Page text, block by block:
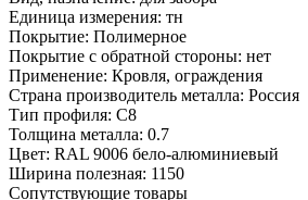
Единица измерения: тн
Покрытие: Полимерное
Покрытие с обратной стороны: нет
Применение: Кровля, ограждения
Страна производитель металла: Россия
Тип профиля: С8
Толщина металла: 0.7
Цвет: RAL 9006 бело-алюминиевый
Ширина полезная: 1150
Сопутствующие товары